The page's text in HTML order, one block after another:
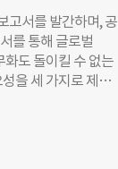
고서를 발간하며, 공
를 통해 글로벌
화도 돌이킬 수 없는
을 세 가지로 제시
명성을 강화해 국
이다. 경기연구원
조 원에 달하는